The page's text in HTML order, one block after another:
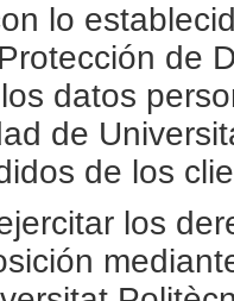
lo
de
datos
de
de los
los